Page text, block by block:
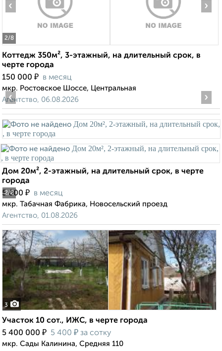
2/8
‹ ›
Коттедж 350м², 3-этажный, на длительный срок, в
черте города
150 000 ₽ в месяц
мкр. Ростовское Шоссе, Центральная
Агентство, 06.08.2026
2/2
‹ ›
Дом 20м², 2-этажный, на длительный срок, в черте
города
5 000 ₽ в месяц
мкр. Табачная Фабрика, Новосельский проезд
Агентство, 01.08.2026
3
Участок 10 сот., ИЖС, в черте города
5 400 000 ₽ 5 400 ₽ за сотку
мкр. Сады Калинина, Средняя 110